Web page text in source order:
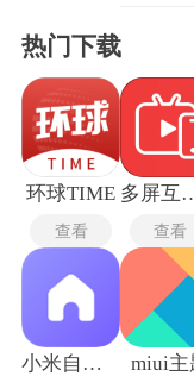
热门下载
环球TIME
查看
多屏互
查看
小米自由桌面稳定版 miui主